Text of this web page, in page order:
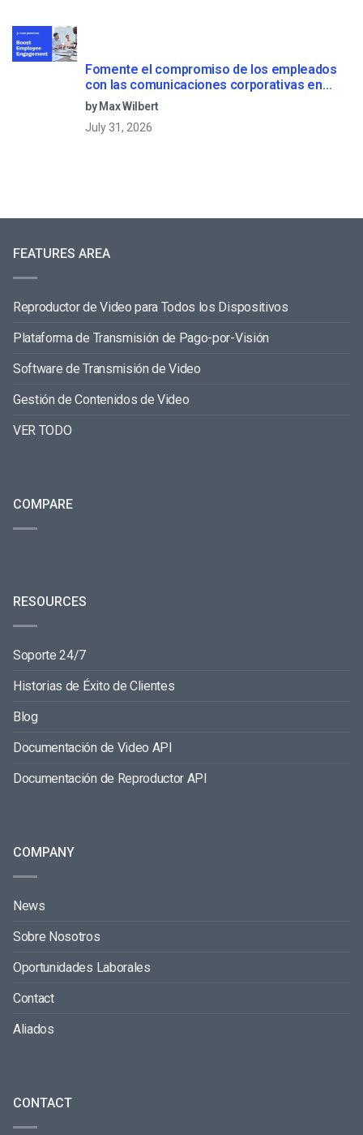
Fomente el compromiso de los empleados
con las comunicaciones corporativas en
directo
by Max Wilbert
July 31, 2026
FEATURES AREA
Reproductor de Video para Todos los Dispositivos
Plataforma de Transmisión de Pago-por-Visión
Software de Transmisión de Video
Gestión de Contenidos de Video
VER TODO
COMPARE
RESOURCES
Soporte 24/7
Historias de Éxito de Clientes
Blog
Documentación de Video API
Documentación de Reproductor API
COMPANY
News
Sobre Nosotros
Oportunidades Laborales
Contact
Aliados
CONTACT